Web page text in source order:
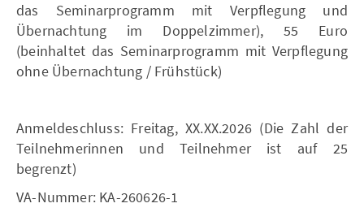
das Seminarprogramm mit Verpflegung und
Übernachtung im Doppelzimmer), 55 Euro
(beinhaltet das Seminarprogramm mit Verpflegung
ohne Übernachtung / Frühstück)
Anmeldeschluss: Freitag, XX.XX.2026 (Die Zahl der
Teilnehmerinnen und Teilnehmer ist auf 25
begrenzt)
VA-Nummer: KA-260626-1